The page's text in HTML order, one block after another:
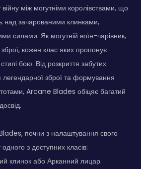
між могутніми королівствами, що
над зачарованими клинками,
силами. Як могутній воїн-чарівник,
зброї, кожен клас яких пропонує
стилі бою. Від розкриття забутих
легендарної зброї та формування
Arcane Blades обіцяє багатий
почни з налаштування свого
з доступних класів:
клинок або Арканний лицар.